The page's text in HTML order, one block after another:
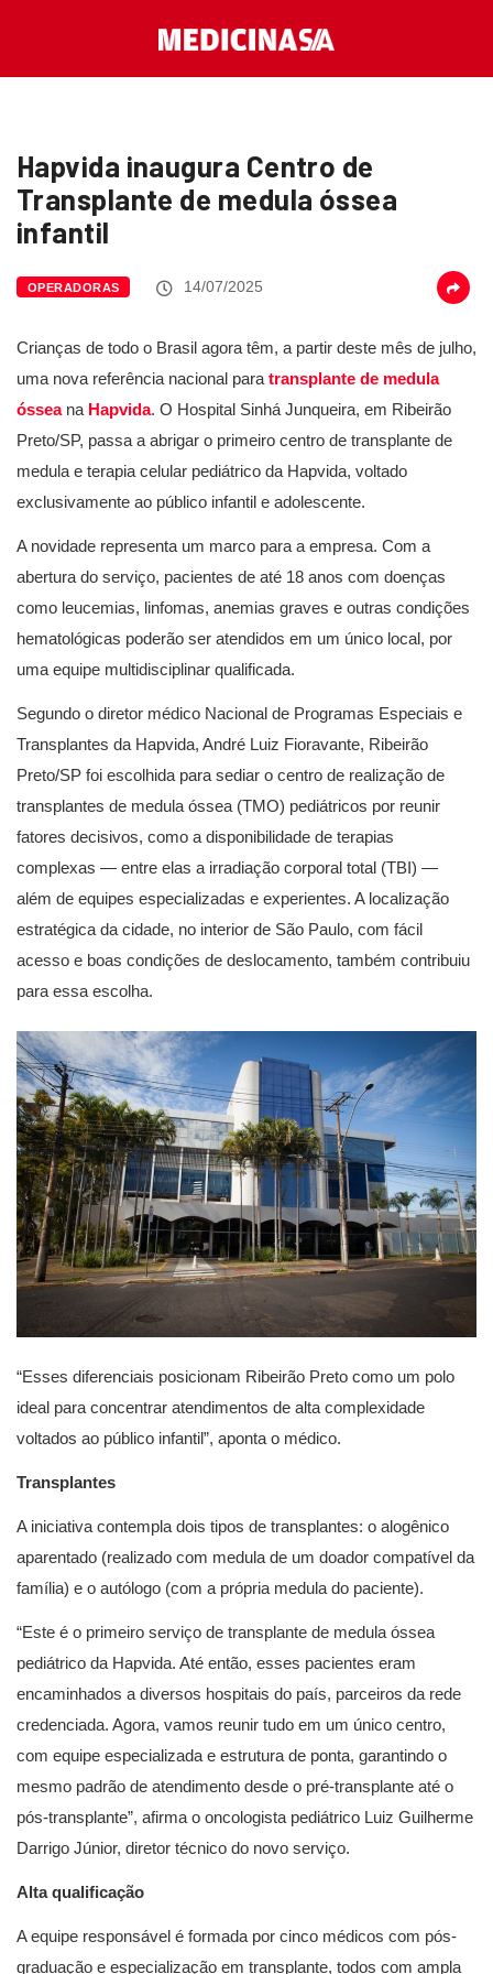
Hapvida inaugura Centro de
Transplante de medula óssea
infantil
OPERADORAS 14/07/2025
Crianças de todo o Brasil agora têm, a partir deste mês de julho,
uma nova referência nacional para transplante de medula
ósseana Hapvida. O Hospital Sinhá Junqueira, em Ribeirão
Preto/SP, passa a abrigar o primeiro centro de transplante de
medula e terapia celular pediátrico da Hapvida, voltado
exclusivamente ao público infantil e adolescente.
A novidade representa um marco para a empresa. Com a
abertura do serviço, pacientes de até 18 anos com doenças
como leucemias, linfomas, anemias graves e outras condições
hematológicas poderão ser atendidos em um único local, por
uma equipe multidisciplinar qualificada.
Segundo o diretor médico Nacional de Programas Especiais e
Transplantes da Hapvida, André Luiz Fioravante, Ribeirão
Preto/SP foi escolhida para sediar o centro de realização de
transplantes de medula óssea (TMO) pediátricos por reunir
fatores decisivos, como a disponibilidade de terapias
complexas — entre elas a irradiação corporal total (TBI) —
além de equipes especializadas e experientes. A localização
estratégica da cidade, no interior de São Paulo, com fácil
acesso e boas condições de deslocamento, também contribuiu
para essa escolha.
“Esses diferenciais posicionam Ribeirão Preto como um polo
ideal para concentrar atendimentos de alta complexidade
voltados ao público infantil”, aponta o médico.
Transplantes
A iniciativa contempla dois tipos de transplantes: o alogênico
aparentado (realizado com medula de um doador compatível da
família) e o autólogo (com a própria medula do paciente).
“Este é o primeiro serviço de transplante de medula óssea
pediátrico da Hapvida. Até então, esses pacientes eram
encaminhados a diversos hospitais do país, parceiros da rede
credenciada. Agora, vamos reunir tudo em um único centro,
com equipe especializada e estrutura de ponta, garantindo o
mesmo padrão de atendimento desde o pré-transplante até o
pós-transplante”, afirma o oncologista pediátrico Luiz Guilherme
Darrigo Júnior, diretor técnico do novo serviço.
Alta qualificação
A equipe responsável é formada por cinco médicos com pós-
graduação e especialização em transplante, todos com ampla